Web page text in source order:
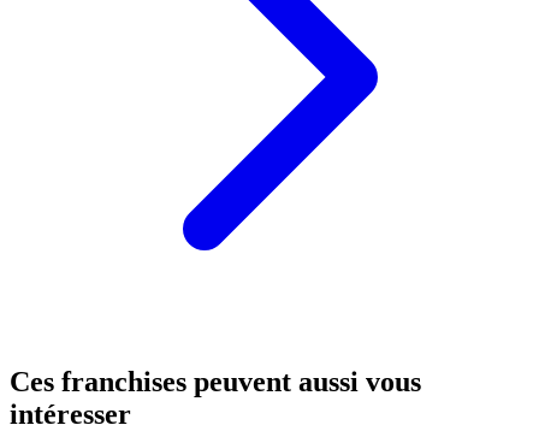
Ces franchises peuvent aussi vous
intéresser